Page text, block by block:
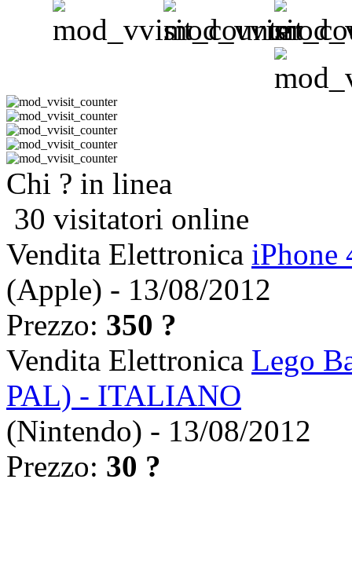
Chi ? in linea
30 visitatori online
Vendita Elettronica iPhone
(Apple) - 13/08/2012
Prezzo: 350 ?
Vendita Elettronica Lego
PAL) - ITALIANO
(Nintendo) - 13/08/2012
Prezzo: 30 ?